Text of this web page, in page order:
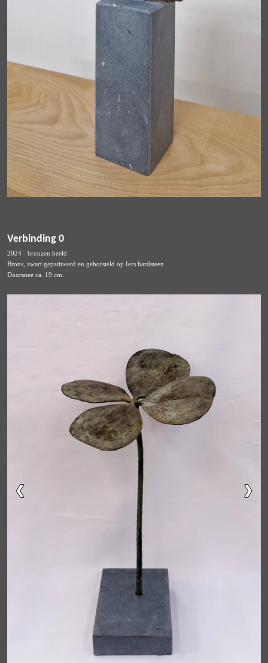
Verbinding 0
2024 - bronzen beeld
Brons, zwart gepatineerd en geborsteld op Iers hardsteen
Doorsnee ca. 19 cm.